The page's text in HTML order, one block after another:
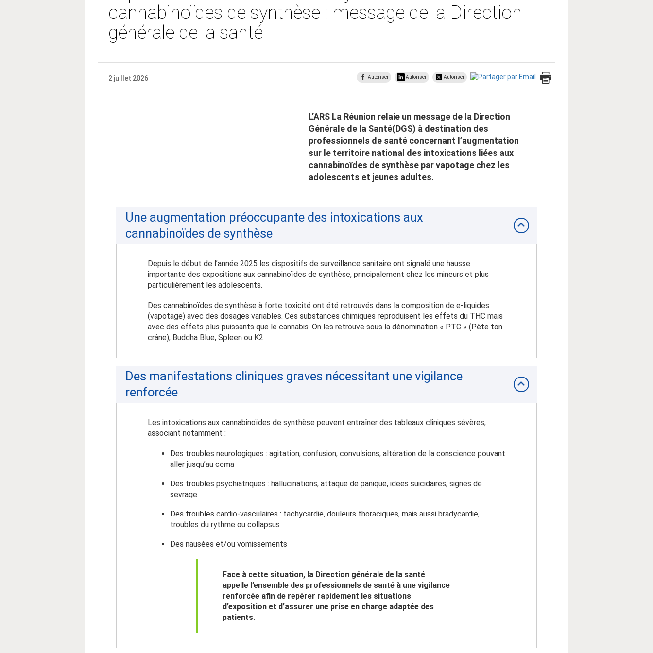
cannabinoïdes de synthèse : message de la Direction
générale de la santé
2 juillet 2026 Autoriser Autoriser Autoriser
L’ARS La Réunion relaie un message de la Direction
Générale de la Santé(DGS) à destination des
professionnels de santé concernant l’augmentation
sur le territoire national des intoxications liées aux
cannabinoïdes de synthèse par vapotage chez les
adolescents et jeunes adultes.
Une augmentation préoccupante des intoxications aux
cannabinoïdes de synthèse
Depuis le début de l’année 2025 les dispositifs de surveillance sanitaire ont signalé une hausse
importante des expositions aux cannabinoïdes de synthèse, principalement chez les mineurs et plus
particulièrement les adolescents.
Des cannabinoïdes de synthèse à forte toxicité ont été retrouvés dans la composition de e-liquides
(vapotage) avec des dosages variables. Ces substances chimiques reproduisent les effets du THC mais
avec des effets plus puissants que le cannabis. On les retrouve sous la dénomination « PTC » (Pète ton
crâne), Buddha Blue, Spleen ou K2
Des manifestations cliniques graves nécessitant une vigilance
renforcée
Les intoxications aux cannabinoïdes de synthèse peuvent entraîner des tableaux cliniques sévères,
associant notamment :
Des troubles neurologiques : agitation, confusion, convulsions, altération de la conscience pouvant
aller jusqu’au coma
Des troubles psychiatriques : hallucinations, attaque de panique, idées suicidaires, signes de
sevrage
Des troubles cardio-vasculaires : tachycardie, douleurs thoraciques, mais aussi bradycardie,
troubles du rythme ou collapsus
Des nausées et/ou vomissements
Face à cette situation, la Direction générale de la santé
appelle l’ensemble des professionnels de santé à une vigilance
renforcée afin de repérer rapidement les situations
d’exposition et d’assurer une prise en charge adaptée des
patients.